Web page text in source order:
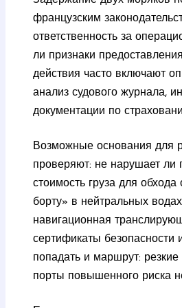
французским
ответственность за
ли признаки
действия часто включают
анализ судового журнала,
документации по
Возможные основания для
проверяют: не нарушает ли
стоимость груза для
борту» в нейтральных
навигационная
сертификаты безопасности
попадать и маршрут:
порты повышенного риска